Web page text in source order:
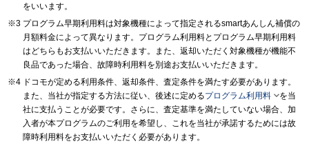
をいいます。
プログラム早期利用料は対象機種によって指定されるsmartあんしん補償の
月額料金によって異なります。プログラム利用料とプログラム早期利用料
はどちらもお支払いいただきます。また、返却いただく対象機種が機能不
良品であった場合、故障時利用料を別途お支払いいただきます。
ドコモが定める利用条件、返却条件、査定条件を満たす必要があります。
また、当社が指定する方法に従い、後述に定めるプログラム利用料を当
社に支払うことが必要です。さらに、査定基準を満たしていない場合、加
入者が本プログラムのご利用を希望し、これを当社が承諾するためには故
障時利用料をお支払いいただく必要があります。